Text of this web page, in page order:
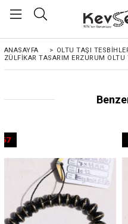
ANASAYFA > OLTU TAŞI
ZÜLFIKAR TASARIM ERZURUM OLTU
%57İndirim